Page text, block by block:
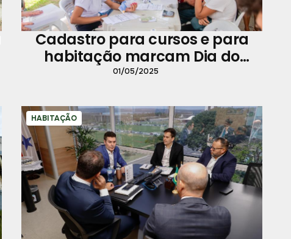
Cadastro para cursos e para
habitação marcam Dia do
Trabalhador
01/05/2025
HABITAÇÃO